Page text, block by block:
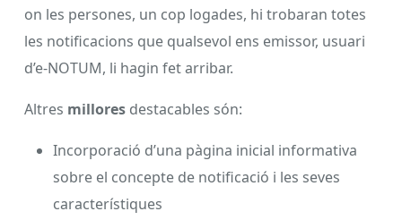
on les persones, un cop logades, hi trobaran totes
les notificacions que qualsevol ens emissor, usuari
d’e-NOTUM, li hagin fet arribar.
Altres millores destacables són:
Incorporació d’una pàgina inicial informativa
sobre el concepte de notificació i les seves
característiques